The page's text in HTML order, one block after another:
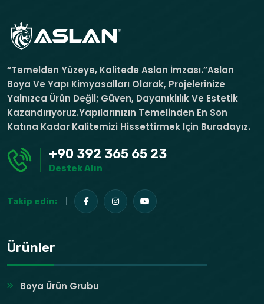
“Temelden Yüzeye, Kalitede Aslan İmzası.”Aslan
Boya Ve Yapı Kimyasalları Olarak, Projelerinize
Yalnızca Ürün Değil; Güven, Dayanıklılık Ve Estetik
Kazandırıyoruz.Yapılarınızın Temelinden En Son
Katına Kadar Kalitemizi Hissettirmek Için Buradayız.
+90 392 365 65 23
Destek Alın
Takip edin:
Ürünler
Boya Ürün Grubu